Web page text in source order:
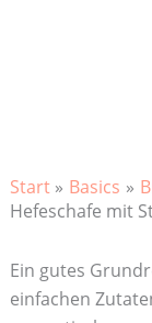
Start Basics
Hefeschafe mit
Ein gutes
einfachen